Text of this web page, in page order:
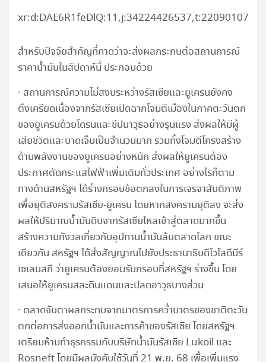
xr:d:DAE6R1feDlQ:11,j:34224426537,t:22090107
สำหรับปัจจัยสำคัญที่คาดว่าจะส่งผลกระทบต่อสถานการณ์
ราคาน้ำมันในสัปดาห์นี้ ประกอบด้วย
· สถานการณ์ความไม่สงบระหว่างรัสเซียและยูเครนยังคง
ตึงเครียดเนื่องจากรัสเซียเปิดฉากโจมตีเมืองในภาคตะวันตก
ของยูเครนด้วยโดรนและขีปนาวุธอย่างรุนแรง ส่งผลให้มีผู้
เสียชีวิตและบาดเจ็บเป็นจำนวนมาก รวมทั้งโจมตีโครงสร้าง
ด้านพลังงานของยูเครนอย่างหนัก ส่งผลให้ยูเครนต้อง
ประกาศตัดกระแสไฟฟ้าเพิ่มเติมทั่วประเทศ อย่างไรก็ตาม
ทางด้านสหรัฐฯ ได้ร่างกรอบข้อตกลงในการเจรจาสันติภาพ
เพื่อยุติสงครามรัสเซีย-ยูเครน โดยหากสงครามยุติลง จะส่ง
ผลให้ปริมาณน้ำมันดิบจากรัสเซียไหลเข้าสู่ตลาดมากขึ้น
สร้างความกังวลเกี่ยวกับอุปทานน้ำมันล้นตลาดโลก ขณะ
เดียวกัน สหรัฐฯ ได้ส่งสัญญาณไปยังประธานาธิบดีโวโลดีมีร์
เซเลนสกี ว่ายูเครนต้องยอมรับกรอบที่สหรัฐฯ ร่างขึ้น โดย
เสนอให้ยูเครนสละดินแดนและปลดอาวุธบางส่วน
· ตลาดจับตาผลกระทบจากมาตรการคว่ำบาตรของชาติตะวัน
ตกต่อการส่งออกน้ำมันและการค้าของรัสเซีย โดยสหรัฐฯ
เตรียมห้ามทำธุรกรรมกับบริษัทน้ำมันรัสเซีย Lukoil และ
Rosneft โดยมีผลบังคับใช้วันที่ 21 พ.ย. 68 เพื่อเพิ่มแรง